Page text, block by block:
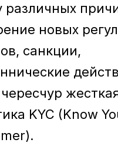
различных
новых
санкции,
KYC (Know